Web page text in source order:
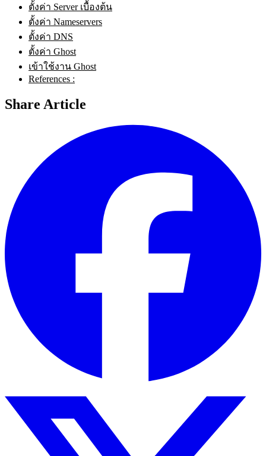
ตั้งค่า Server เบื้องต้น
ตั้งค่า Nameservers
ตั้งค่า DNS
ตั้งค่า Ghost
เข้าใช้งาน Ghost
References :
Share Article